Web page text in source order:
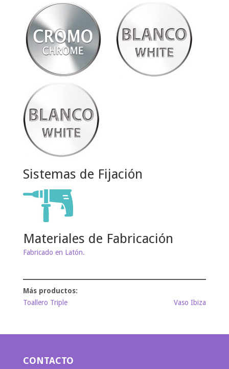
Sistemas de Fijación
Materiales de Fabricación
Fabricado en Latón.
Toallero Triple Vaso Ibiza
CONTACTO